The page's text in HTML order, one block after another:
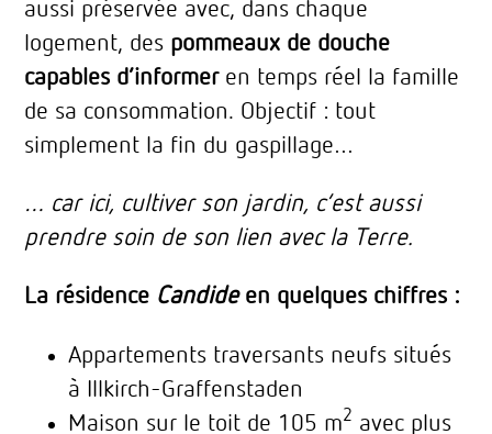
aussi préservée avec, dans chaque
logement, des pommeaux de douche
capables d’informeren temps réel la famille
de sa consommation. Objectif : tout
simplement la fin du gaspillage…
… car ici, cultiver son jardin, c’est aussi
prendre soin de son lien avec la Terre.
La résidence Candideen quelques chiffres :
Appartements traversants neufs situés
à Illkirch-Graffenstaden
Maison sur le toit de 105 m2 avec plus